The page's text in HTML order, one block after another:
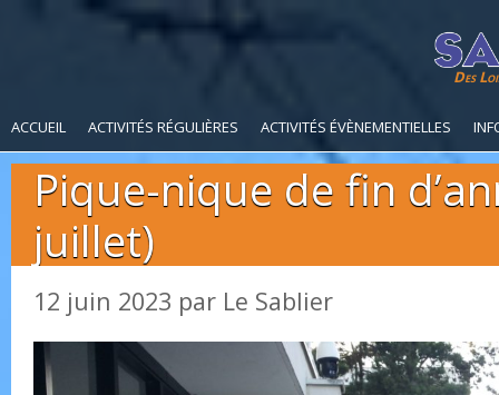
Des
ACCUEIL ACTIVITÉS RÉGULIÈRES ACTIVITÉS ÉVÈNEMENTIELLES
Pique-nique de fin
juillet)
12 juin 2023 par Le Sablier